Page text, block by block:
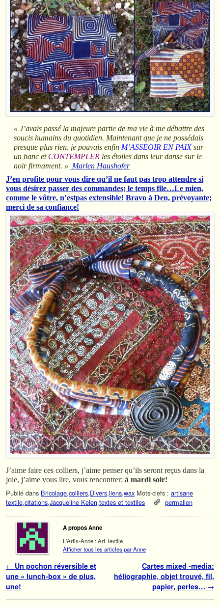
« J’avais passé la majeure partie de ma vie à me débattre des
soucis humains du quotidien. Maintenant que je ne possédais
presque plus rien, je pouvais enfin M’ASSEOIR EN PAIXsur
un banc etCONTEMPLER les étoiles dans leur danse sur le
noir firmament. » Marlen Haushofer
J’en profite pour vous dire qu’il ne faut pas trop attendre si
vous désirez passer des commandes; le temps file…Le mien,
comme le vôtre, n’estpas extensible! Bravo à Den, prévoyante;
merci de sa confiance!
J’aime faire ces colliers, j’aime penser qu’ils seront reçus dans la
joie, j’aime vous lire, vous rencontrer: à mardi soir!
Publié dans Bricolage,colliers,Divers,liens,wax Mots-clefs : artisane
textile,citations,Jacqueline Kelen,textes et textiles permalien
A propos Anne
L'Artis-Anne : Art Textile
Afficher tous les articles par Anne
Navigation des articles
← Un pochon réversible et
une « lunch-box » de plus,
une!
Cartes mixed -media:
héliographie, objet trouvé, fil,
papier, perles… →